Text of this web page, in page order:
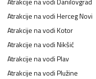
Atrakcije na vodiHerceg Novi
Atrakcije na vodiKotor
Atrakcije na vodiNikšić
Atrakcije na vodiPlav
Atrakcije na vodiPlužine